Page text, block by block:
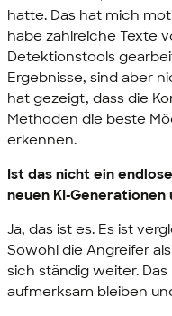
hatte. Das hat mich
habe zahlreiche Texte
Detektionstools
Ergebnisse, sind aber
hat gezeigt, dass die
Methoden die beste
erkennen.
Ist das nicht ein
neuen KI-Generationen
Ja, das ist es. Es ist
Sowohl die Angreifer
sich ständig weiter.
aufmerksam bleiben